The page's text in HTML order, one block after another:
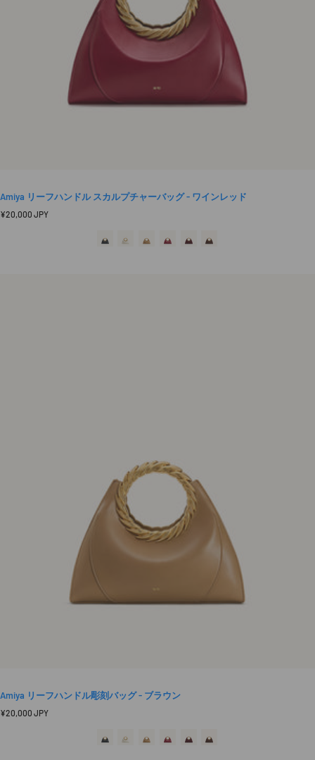
Amiya リーフハンドル スカルプチャーバッグ - ワインレッド
¥20,000 JPY
Amiya リーフハンドル彫刻バッグ - ブラウン
¥20,000 JPY